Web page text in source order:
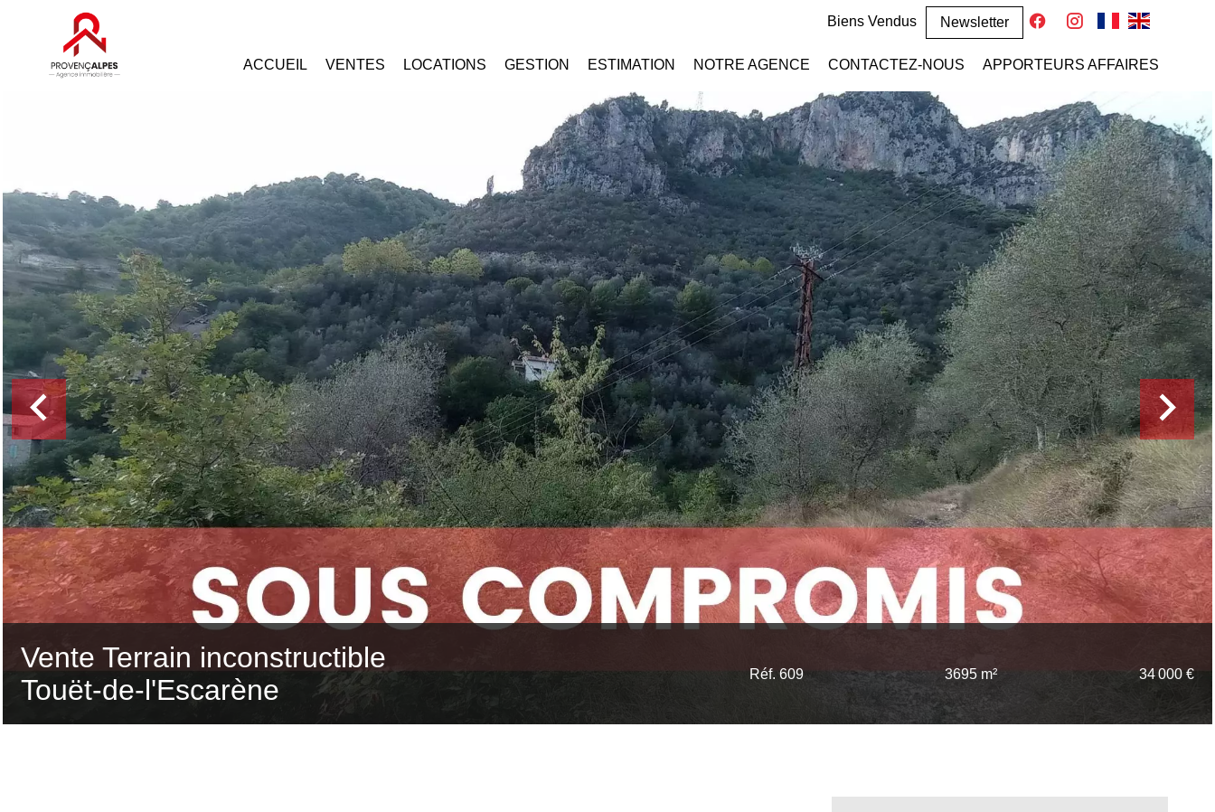
Biens Vendus Newsletter
ACCUEIL VENTES LOCATIONS GESTION ESTIMATION NOTRE AGENCE CONTACTEZ-NOUS APPORTEURS AFFAIRES
Vente Terrain inconstructible
Touët-de-l'Escarène
Réf. 609 3695 m² 34 000 €